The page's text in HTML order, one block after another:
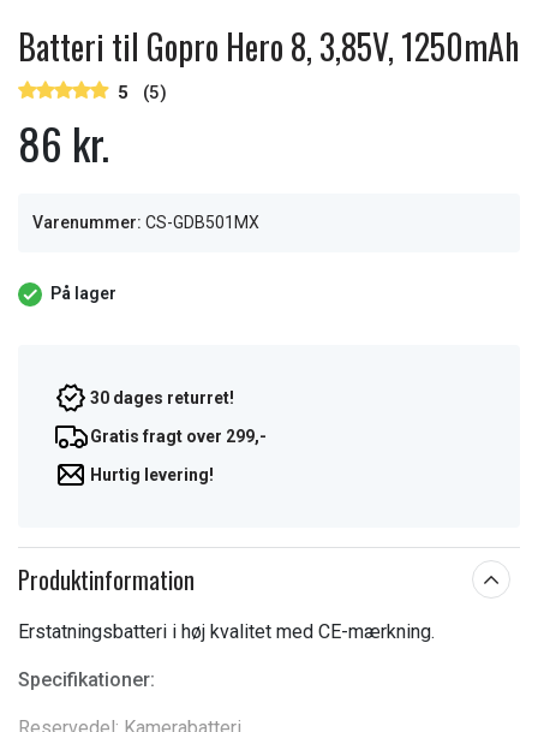
Batteri til Gopro Hero 8, 3,85V, 1250mAh
5 (5)
86 kr.
Varenummer: CS-GDB501MX
På lager
30 dages returret!
Gratis fragt over 299,-
Hurtig levering!
Produktinformation
Erstatningsbatteri i høj kvalitet med CE-mærkning.
Specifikationer: